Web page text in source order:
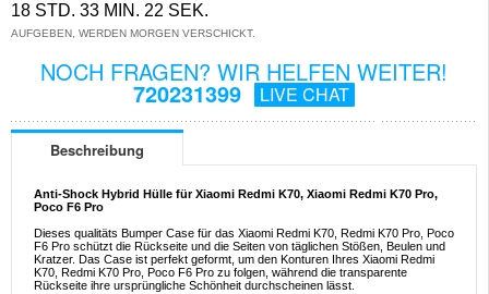
18 STD. 33 MIN. 22 SEK.
AUFGEBEN, WERDEN MORGEN VERSCHICKT.
NOCH FRAGEN? WIR HELFEN WEITER!
720231399 LIVE CHAT
Beschreibung
Anti-Shock Hybrid Hülle für Xiaomi Redmi K70, Xiaomi Redmi K70 Pro,
Poco F6 Pro
Dieses qualitäts Bumper Case für das Xiaomi Redmi K70, Redmi K70 Pro, Poco
F6 Pro schützt die Rückseite und die Seiten von täglichen Stößen, Beulen und
Kratzer. Das Case ist perfekt geformt, um den Konturen Ihres Xiaomi Redmi
K70, Redmi K70 Pro, Poco F6 Pro zu folgen, während die transparente
Rückseite ihre ursprüngliche Schönheit durchscheinen lässt.